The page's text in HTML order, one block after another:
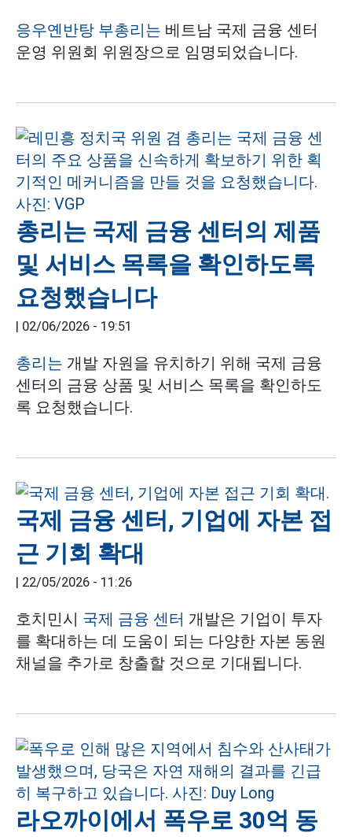
응우옌반탕 부총리는 베트남 국제 금융 센터
운영 위원회 위원장으로 임명되었습니다.
총리는 국제 금융 센터의 제품
및 서비스 목록을 확인하도록
요청했습니다
| 02/06/2026 - 19:51
총리는 개발 자원을 유치하기 위해 국제 금융
센터의 금융 상품 및 서비스 목록을 확인하도
록 요청했습니다.
국제 금융 센터, 기업에 자본 접
근 기회 확대
| 22/05/2026 - 11:26
호치민시 국제 금융 센터 개발은 기업이 투자
를 확대하는 데 도움이 되는 다양한 자본 동원
채널을 추가로 창출할 것으로 기대됩니다.
라오까이에서 폭우로 30억 동